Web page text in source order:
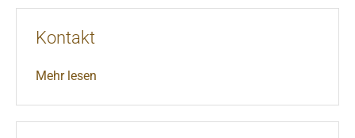
Kontakt
Mehr lesen